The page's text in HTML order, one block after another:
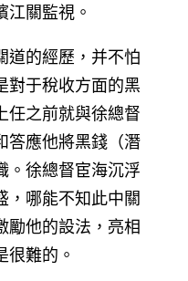
關監視。
道的經歷，并不怕
對于稅收方面的黑
任之前就與徐總督
答應他將黑錢（潛
。徐總督宦海沉浮
，哪能不知此中關
勵他的設法，亮相
很難的。